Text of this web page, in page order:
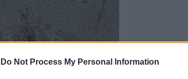
Do Not Process My Personal Information